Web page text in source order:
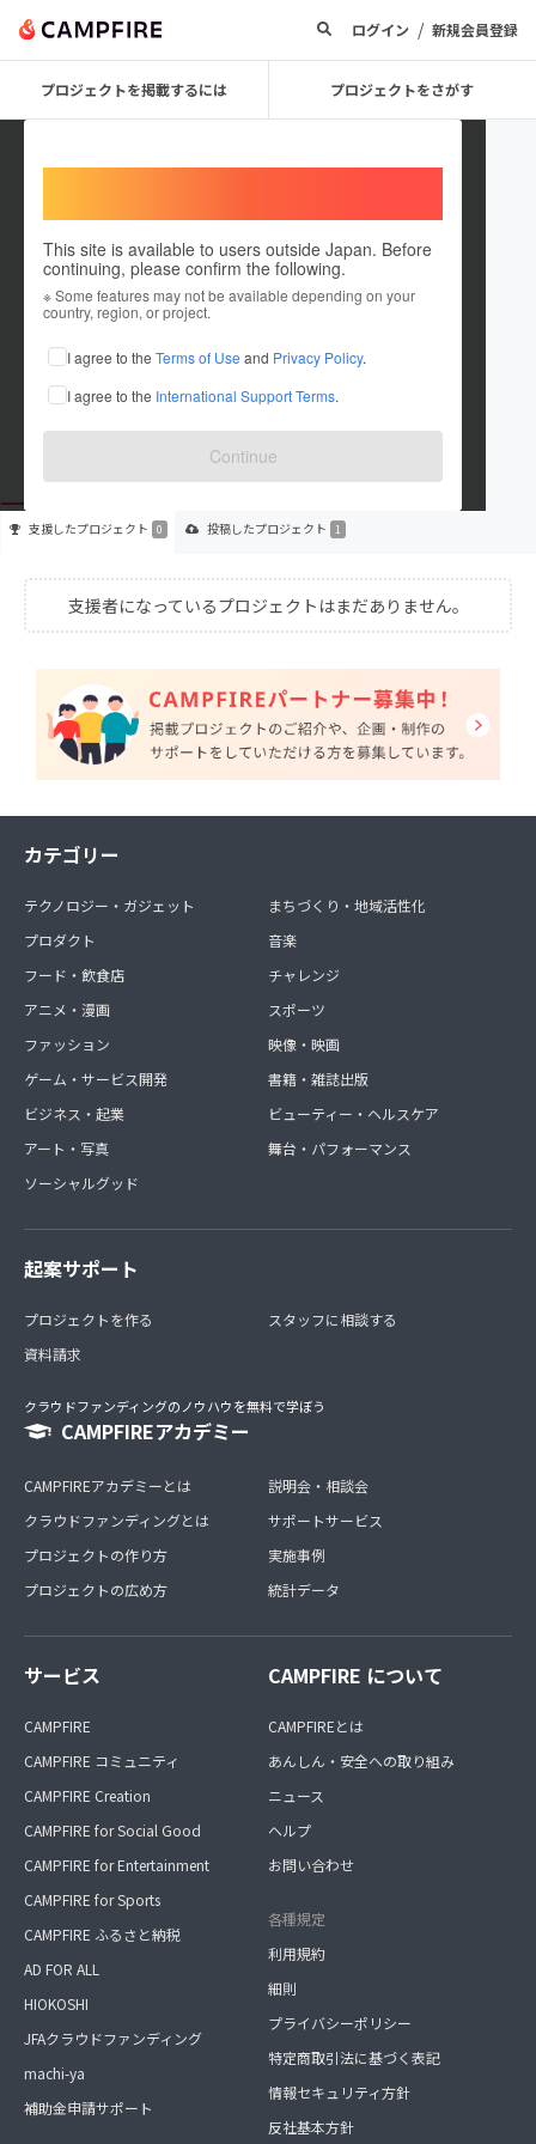
ログイン / 新規会員登録
プロジェクトを掲載するには プロジェクトをさがす
This site is available to users outside Japan. Before
continuing, please confirm the following.
※ Some features may not be available depending on your
country, region, or project.
I agree to the Terms of Use and Privacy Policy.
I agree to the International Support Terms.
Continue
danketsuproject
これまでに1件のプロジェクトを投稿しています
在住国：日本 現在地：広島県
出身国：米国
支援したプロジェクト 0 投稿したプロジェクト 1
支援者になっているプロジェクトはまだありません。
カテゴリー
テクノロジー・ガジェット
プロダクト
フード・飲食店
アニメ・漫画
ファッション
ゲーム・サービス開発
ビジネス・起業
アート・写真
ソーシャルグッド
まちづくり・地域活性化
音楽
チャレンジ
スポーツ
映像・映画
書籍・雑誌出版
ビューティー・ヘルスケア
舞台・パフォーマンス
起案サポート
プロジェクトを作る
資料請求
スタッフに相談する
クラウドファンディングのノウハウを無料で学ぼう
CAMPFIREアカデミー
CAMPFIREアカデミーとは
クラウドファンディングとは
プロジェクトの作り方
プロジェクトの広め方
説明会・相談会
サポートサービス
実施事例
統計データ
サービス
CAMPFIRE
CAMPFIRE コミュニティ
CAMPFIRE Creation
CAMPFIRE for Social Good
CAMPFIRE for Entertainment
CAMPFIRE for Sports
CAMPFIRE ふるさと納税
AD FOR ALL
HIOKOSHI
JFAクラウドファンディング
machi-ya
補助金申請サポート
CAMPFIRE について
CAMPFIREとは
あんしん・安全への取り組み
ニュース
ヘルプ
お問い合わせ
各種規定
利用規約
細則
プライバシーポリシー
特定商取引法に基づく表記
情報セキュリティ方針
反社基本方針